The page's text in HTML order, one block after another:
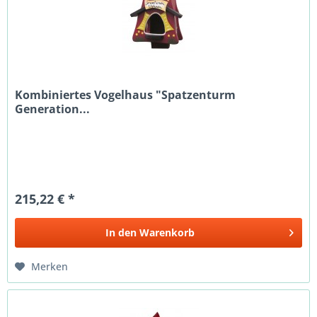
Kombiniertes Vogelhaus "Spatzenturm
Generation...
215,22 € *
In den Warenkorb
Merken